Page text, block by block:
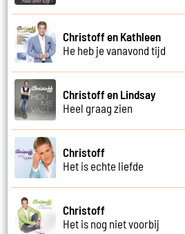
Christoff en Kathleen
He heb je vanavond tijd
Christoff en Lindsay
Heel graag zien
Christoff
Het is echte liefde
Christoff
Het is nog niet voorbij